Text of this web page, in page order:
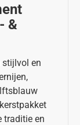
&
stijlvol en
traditie en